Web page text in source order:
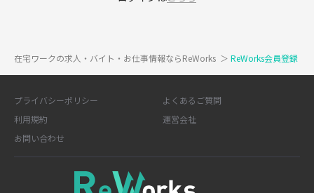
在宅ワークの求人・バイト・お仕事情報ならReWorks ＞ ReWorks会員登録
プライバシーポリシー
よくあるご質問
利用規約
運営会社
お問い合わせ